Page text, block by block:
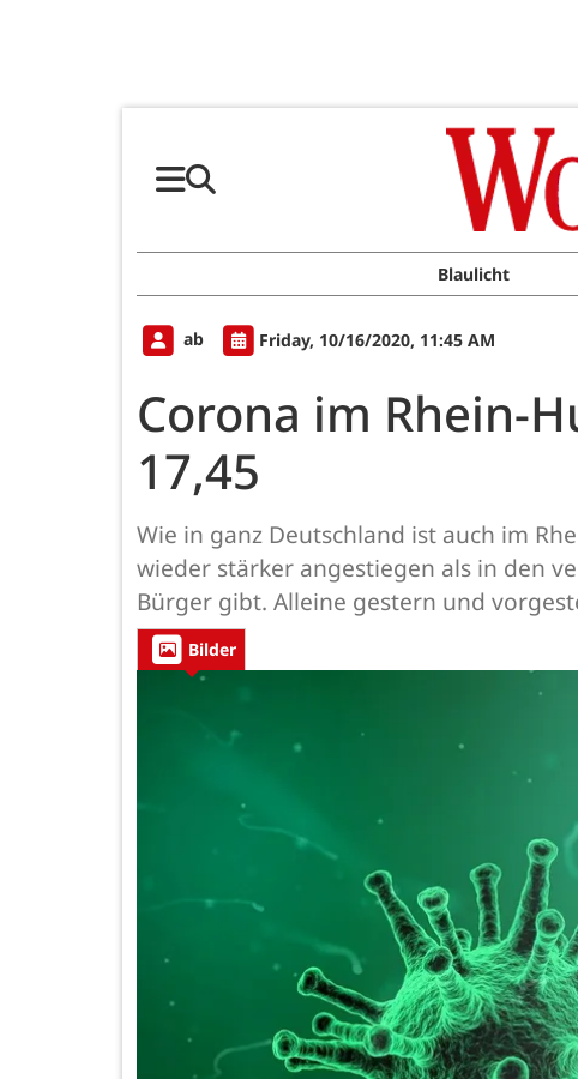
Blaulicht
ab Friday, 10/16/2020, 11:45 AM
Corona im Rhein-
17,45
Wie in ganz Deutschland ist auch im
wieder stärker angestiegen als in den
Bürger gibt. Alleine gestern und
Bilder